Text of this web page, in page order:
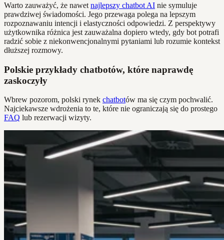
Warto zauważyć, że nawet najlepszy chatbot AI nie symuluje
prawdziwej świadomości. Jego przewaga polega na lepszym
rozpoznawaniu intencji i elastyczności odpowiedzi. Z perspektywy
użytkownika różnica jest zauważalna dopiero wtedy, gdy bot potrafi
radzić sobie z niekonwencjonalnymi pytaniami lub rozumie kontekst
dłuższej rozmowy.
Polskie przykłady chatbotów, które naprawdę
zaskoczyły
Wbrew pozorom, polski rynek chatbotów ma się czym pochwalić.
Najciekawsze wdrożenia to te, które nie ograniczają się do prostego
FAQ lub rezerwacji wizyty.